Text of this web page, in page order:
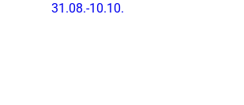
31.08.-10.10.